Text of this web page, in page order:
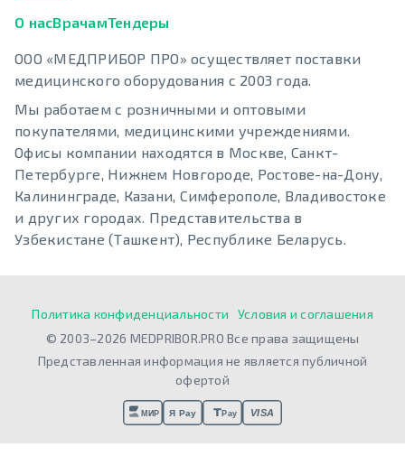
О насВрачамТендеры
ООО «МЕДПРИБОР ПРО» осуществляет поставки
медицинского оборудования с 2003 года.
Мы работаем с розничными и оптовыми
покупателями, медицинскими учреждениями.
Офисы компании находятся в Москве, Санкт-
Петербурге, Нижнем Новгороде, Ростове-на-Дону,
Калининграде, Казани, Симферополе, Владивостоке
и других городах. Представительства в
Узбекистане (Ташкент), Республике Беларусь.
Политика конфиденциальности
Условия и соглашения
© 2003–2026 MEDPRIBOR.PRO Все права защищены
Представленная информация не является публичной
офертой
МИР Я Pay Pay VISA